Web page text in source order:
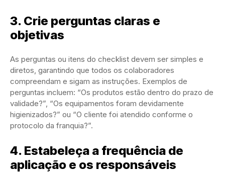
3. Crie perguntas claras e
objetivas
As perguntas ou itens do checklist devem ser simples e
diretos, garantindo que todos os colaboradores
compreendam e sigam as instruções. Exemplos de
perguntas incluem: “Os produtos estão dentro do prazo de
validade?”, “Os equipamentos foram devidamente
higienizados?” ou “O cliente foi atendido conforme o
protocolo da franquia?”.
4. Estabeleça a frequência de
aplicação e os responsáveis